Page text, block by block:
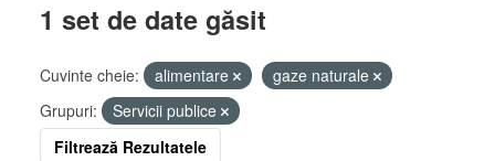
1 set de date găsit
Cuvinte cheie: alimentare
gaze naturale
Grupuri:
Servicii publice
Filtrează Rezultatele